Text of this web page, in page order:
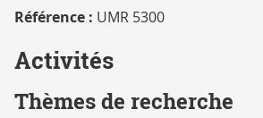
Référence : UMR 5300
Activités
Thèmes de recherche